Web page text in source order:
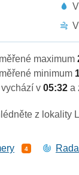
maximum
minimum
vychází v05:32a
z lokality
4